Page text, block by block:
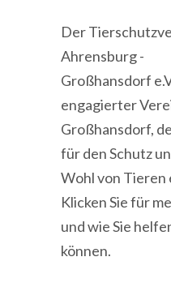
Der
Ahrensburg -
Großhansdorf
engagierter
Großhansdorf,
für den Schutz
Wohl von Tieren
Klicken Sie für
und wie Sie
können.